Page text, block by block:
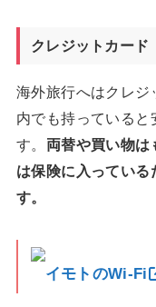
クレジットカード
海外旅行へはクレジ
内でも持っている
す。 両替や買い物は
は保険に入ってい
す。
イモトのWi-Fi